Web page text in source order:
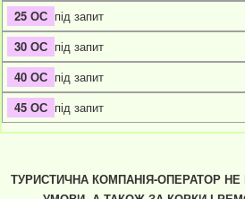
під запит
під запит
під запит
під запит
ТУРИСТИЧНА КОМПАНІЯ-ОПЕРАТОР НЕ